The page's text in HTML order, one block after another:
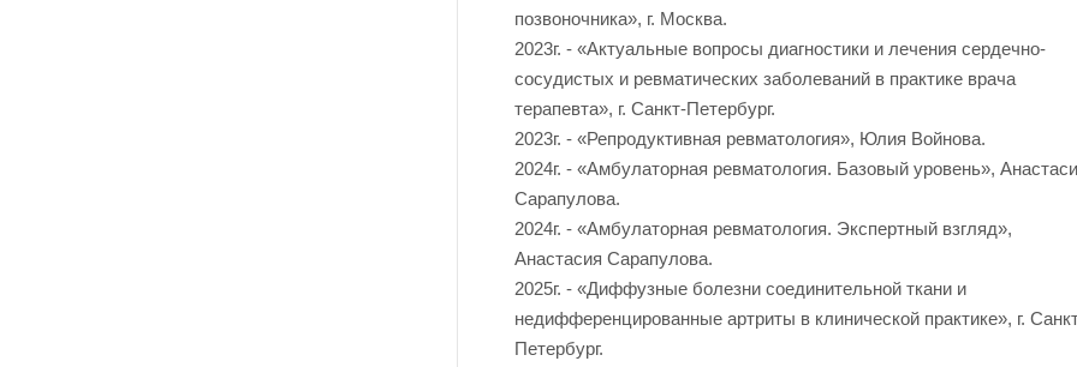
позвоночника», г. Москва.
2023г. - «Актуальные вопросы диагностики и лечения сердечно-
сосудистых и ревматических заболеваний в практике врача
терапевта», г. Санкт-Петербург.
2023г. - «Репродуктивная ревматология», Юлия Войнова.
2024г. - «Амбулаторная ревматология. Базовый уровень»,
Сарапулова.
2024г. - «Амбулаторная ревматология. Экспертный взгляд»,
Анастасия Сарапулова.
2025г. - «Диффузные болезни соединительной ткани и
недифференцированные артриты в клинической практике», г.
Петербург.